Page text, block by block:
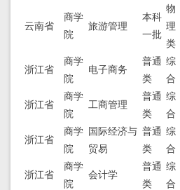
云南省
商学
院
旅游管理
本科
一批
物
理
类
浙江省
商学
院
电子商务
普通
类
综
合
浙江省
商学
院
工商管理
普通
类
综
合
浙江省
商学
院
国际经济与
贸易
普通
类
综
合
浙江省
商学
院
会计学
普通
类
综
合